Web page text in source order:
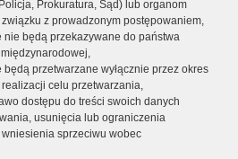
Prokuratura, Sąd) lub organom
z prowadzonym postępowaniem,
będą przekazywane do państwa
przetwarzane wyłącznie przez okres
celu przetwarzania,
dostępu do treści swoich danych
usunięcia lub ograniczenia
sprzeciwu wobec